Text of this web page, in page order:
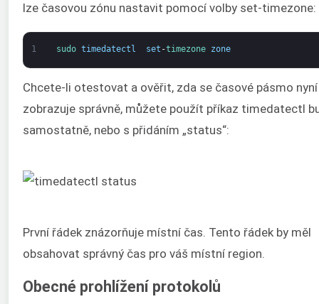
lze časovou zónu nastavit pomocí volby set-timezone:
1 sudo timedatectl set -timezone zone
Chcete-li otestovat a ověřit, zda se časové pásmo nyní
zobrazuje správně, můžete použít příkaz timedatectl
samostatně, nebo s přidáním „status“:
První řádek znázorňuje místní čas. Tento řádek by měl
obsahovat správný čas pro váš místní region.
Obecné prohlížení protokolů